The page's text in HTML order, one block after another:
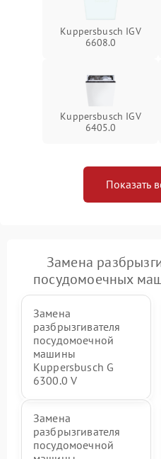
Kuppersbusch IGV
6608.0
Kuppersbusch IGV
6405.0
Показать
Замена
посудомоечных
Замена
разбрызгивателя
посудомоечной
машины
Kuppersbusch G
6300.0 V
Замена
разбрызгивателя
посудомоечной